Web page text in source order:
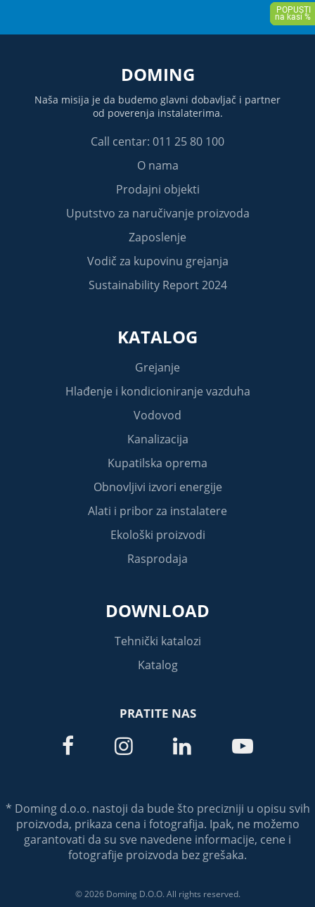
DOMING
Naša misija je da budemo glavni dobavljač i partner
od poverenja instalaterima.
Call centar: 011 25 80 100
O nama
Prodajni objekti
Uputstvo za naručivanje proizvoda
Zaposlenje
Vodič za kupovinu grejanja
Sustainability Report 2024
KATALOG
Grejanje
Hlađenje i kondicioniranje vazduha
Vodovod
Kanalizacija
Kupatilska oprema
Obnovljivi izvori energije
Alati i pribor za instalatere
Ekološki proizvodi
Rasprodaja
DOWNLOAD
Tehnički katalozi
Katalog
PRATITE NAS
   
* Doming d.o.o. nastoji da bude što precizniji u opisu svih
proizvoda, prikaza cena i fotografija. Ipak, ne možemo
garantovati da su sve navedene informacije, cene i
fotografije proizvoda bez grešaka.
© 2026 Doming D.O.O. All rights reserved.